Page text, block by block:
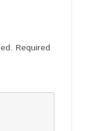
Required